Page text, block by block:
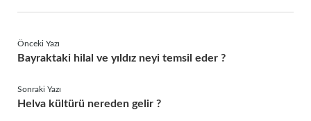
Önceki Yazı
Bayraktaki hilal ve yıldız neyi temsil eder ?
Sonraki Yazı
Helva kültürü nereden gelir ?